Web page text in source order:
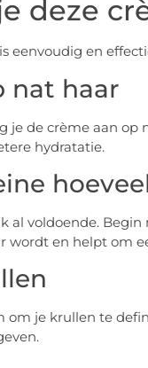
deze
eenvoudig en
nat haar
je de crème aan
hydratatie.
al voldoende.
wordt en helpt om
om je krullen te